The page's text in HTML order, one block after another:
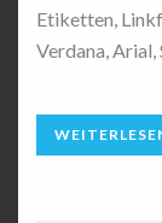
Etiketten,
Verdana, Arial,